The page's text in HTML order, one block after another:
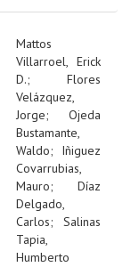
Mattos
Villarroel, Erick
D.; Flores
Velázquez,
Jorge; Ojeda
Bustamante,
Waldo; Iñiguez
Covarrubias,
Mauro; Díaz
Delgado,
Carlos; Salinas
Tapia,
Humberto